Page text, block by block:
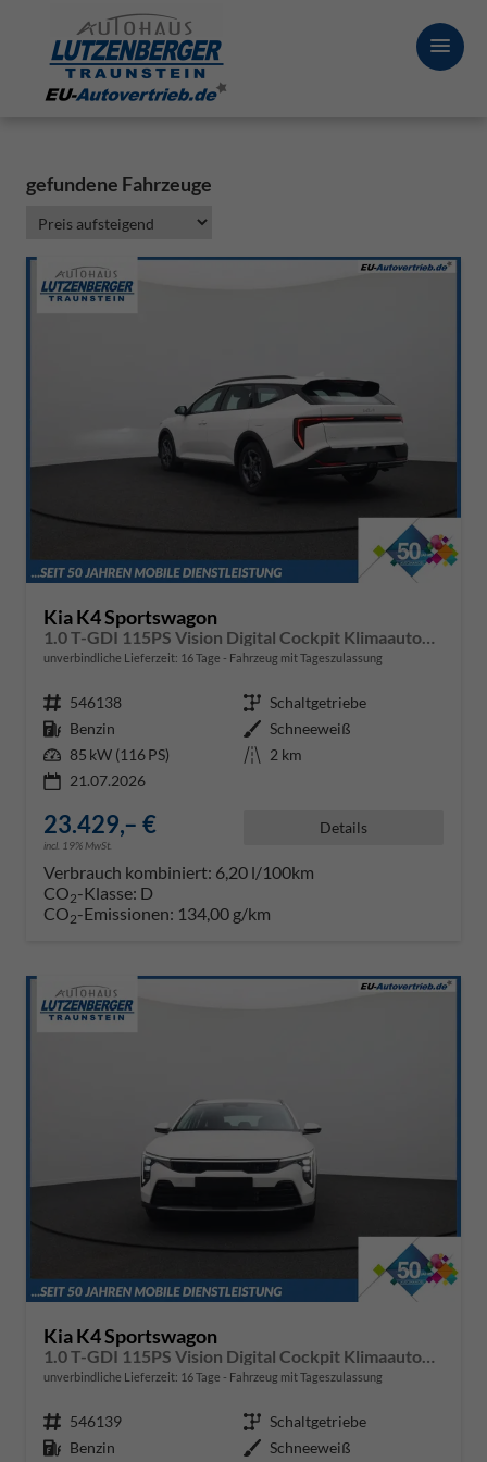
gefundene Fahrzeuge
Kia K4 Sportswagon
1.0 T-GDI 115PS Vision Digital Cockpit Klimaautomatik Sitzheizung Navi ACC PDC v+h Rückf.Kamera DAB Bluetooth Touchscreen Apple CarPlay Android Auto 16"LM
unverbindliche Lieferzeit: 16 Tage Fahrzeug mit Tageszulassung
Fahrzeugnr. 546138 Getriebe Schaltgetriebe
Kraftstoff Benzin Außenfarbe Schneeweiß
Leistung 85 kW (116 PS) Kilometerstand 2 km
21.07.2026
23.429,– €
incl. 19% MwSt.
Details
Verbrauch kombiniert: 6,20 l/100km
CO2-Klasse: D
CO2-Emissionen: 134,00 g/km
Kia K4 Sportswagon
1.0 T-GDI 115PS Vision Digital Cockpit Klimaautomatik Sitzheizung Navi ACC PDC v+h Rückf.Kamera DAB Bluetooth Touchscreen Apple CarPlay Android Auto 16"LM
unverbindliche Lieferzeit: 16 Tage Fahrzeug mit Tageszulassung
Fahrzeugnr. 546139 Getriebe Schaltgetriebe
Kraftstoff Benzin Außenfarbe Schneeweiß